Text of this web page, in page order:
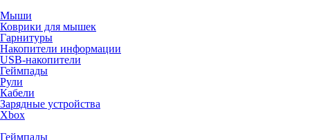
Мыши
Коврики для мышек
Гарнитуры
Накопители информации
USB-накопители
Геймпады
Рули
Кабели
Зарядные устройства
Xbox
Геймпады